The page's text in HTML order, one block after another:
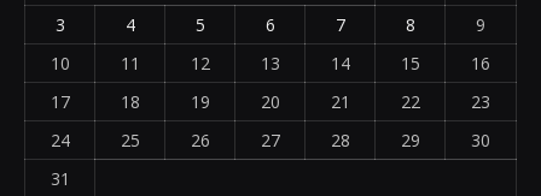
3
4 5 6 7 8
9
10
11 12 13 14 15
16
17
18 19 20 21 22
23
24
25 26 27 28 29
30
31